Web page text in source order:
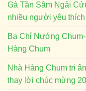
Gà Tần Sâm Ngải
nhiều người yêu thích
Ba Chỉ Nướng
Hàng Chum
Nhà Hàng Chum tri
thay lời chúc mừng